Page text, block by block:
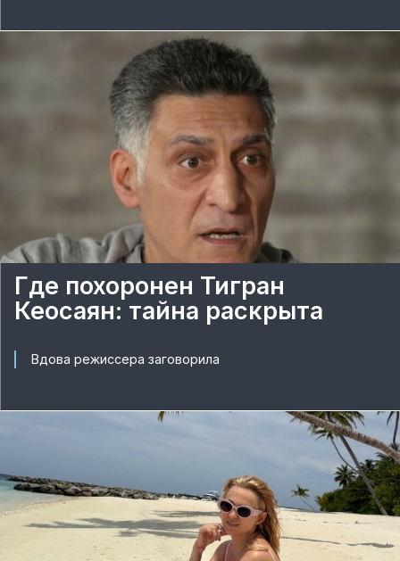
Где похоронен Тигран
Кеосаян: тайна раскрыта
Вдова режиссера заговорила